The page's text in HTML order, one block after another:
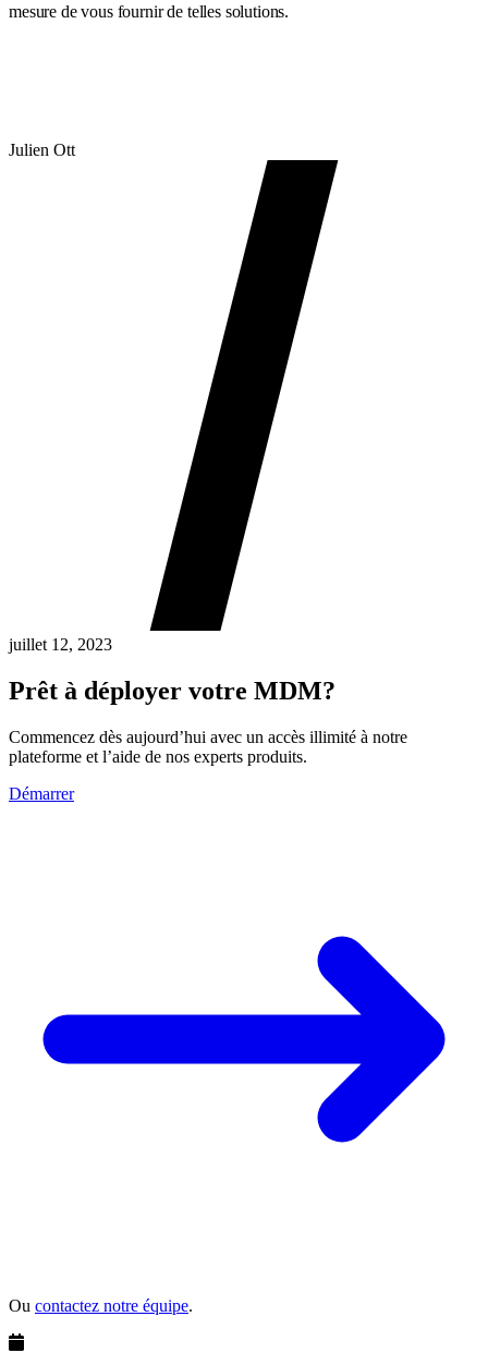
mesure de vous fournir de telles solutions.
Julien Ott
juillet 12, 2023
Prêt à déployer votre MDM?
Commencez dès aujourd’hui avec un accès illimité à notre
plateforme et l’aide de nos experts produits.
Démarrer
Ou contactez notre équipe.